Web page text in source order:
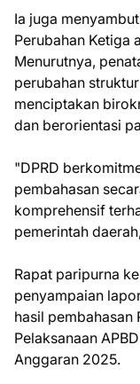
Ia juga
Perubahan Ketiga
Menurutnya,
perubahan
menciptakan
dan berorientasi
"DPRD
pembahasan
komprehensif
pemerintah
Rapat paripurna
penyampaian
hasil pembahasan
Pelaksanaan
Anggaran 2025.